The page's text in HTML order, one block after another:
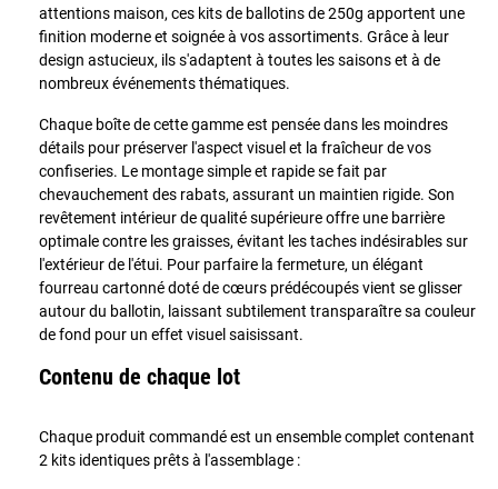
attentions maison, ces kits de ballotins de 250g apportent une
finition moderne et soignée à vos assortiments. Grâce à leur
design astucieux, ils s'adaptent à toutes les saisons et à de
nombreux événements thématiques.
Chaque boîte de cette gamme est pensée dans les moindres
détails pour préserver l'aspect visuel et la fraîcheur de vos
confiseries. Le montage simple et rapide se fait par
chevauchement des rabats, assurant un maintien rigide. Son
revêtement intérieur de qualité supérieure offre une barrière
optimale contre les graisses, évitant les taches indésirables sur
l'extérieur de l'étui. Pour parfaire la fermeture, un élégant
fourreau cartonné doté de cœurs prédécoupés vient se glisser
autour du ballotin, laissant subtilement transparaître sa couleur
de fond pour un effet visuel saisissant.
Contenu de chaque lot
Chaque produit commandé est un ensemble complet contenant
2 kits identiques prêts à l'assemblage :